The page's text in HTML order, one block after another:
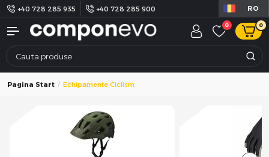
+40 728 285 935 +40 728 285 900 RO
0 0
Pagina Start Echipamente Ciclism